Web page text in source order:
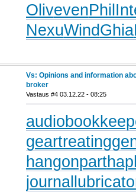
OlivevenPhil
NexuWindGhia
Vs: Opinions and information
broker
Vastaus #4 03.12.22 - 08:25
geartreating
hangonpart